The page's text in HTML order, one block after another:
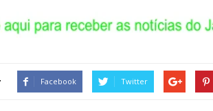
Facebook Twitter